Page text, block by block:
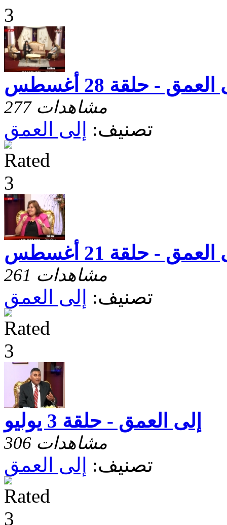
- حلقة 28 أغسطس
277 مشاهدات
تصنيف: إلى العمق
- حلقة 21 أغسطس
261 مشاهدات
تصنيف: إلى العمق
إلى العمق - حلقة 3 يوليو
306 مشاهدات
تصنيف: إلى العمق